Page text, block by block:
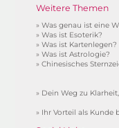
Weitere Themen
»Was genau ist eine
»Was ist Esoterik?
»Was ist Kartenlegen?
»Was ist Astrologie?
»Chinesisches
» Dein Weg zu
» Ihr Vorteil als Kunde